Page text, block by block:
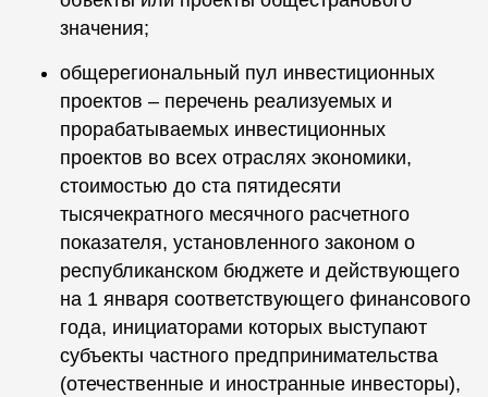
значения;
общерегиональный пул инвестиционных
проектов – перечень реализуемых и
прорабатываемых инвестиционных
проектов во всех отраслях экономики,
стоимостью до ста пятидесяти
тысячекратного месячного расчетного
показателя, установленного законом о
республиканском бюджете и действующего
на 1 января соответствующего финансового
года, инициаторами которых выступают
субъекты частного предпринимательства
(отечественные и иностранные инвесторы),